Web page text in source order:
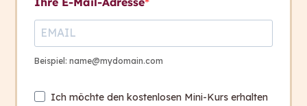
Beispiel: name@mydomain.com
Ich möchte den kostenlosen Mini-Kurs erhalten